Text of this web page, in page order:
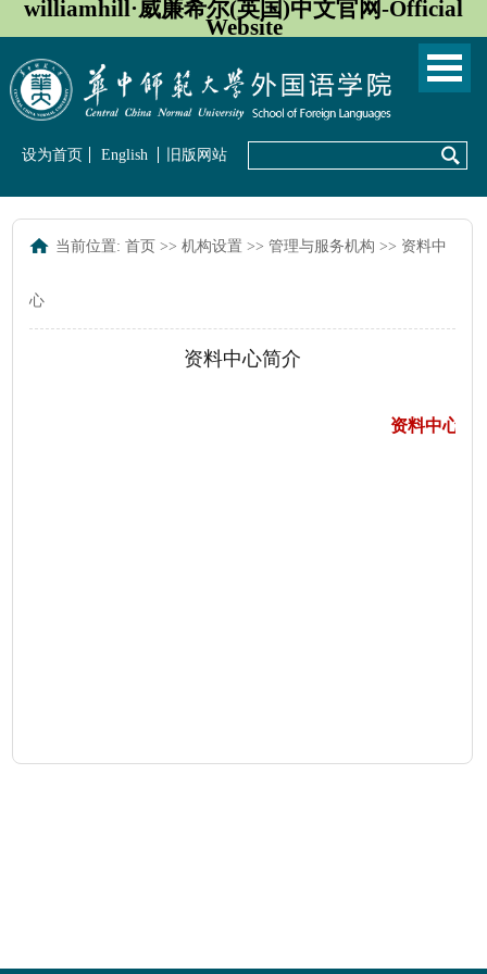
williamhill·威廉希尔(英国)中文官网-Official
Website
设为首页 English 旧版网站
当前位置:首页 >>机构设置 >>管理与服务机构 >> 资料中
心
资料中心简介
资料中心简